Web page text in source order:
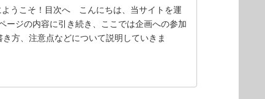
うこそ！目次へ こんにちは、当サイトを運
ジの内容に引き続き、ここでは企画への参加
方、注意点などについて説明していきま